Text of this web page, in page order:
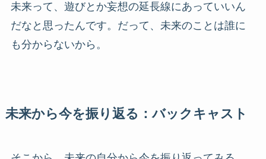
未来って、遊びとか妄想の延長線にあっていいん
だなと思ったんです。だって、未来のことは誰に
も分からないから。
未来から今を振り返る：バックキャスト